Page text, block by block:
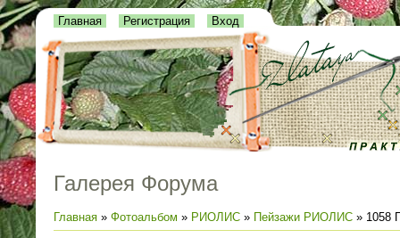
Главная Регистрация Вход
Галерея Форума
Главная » Фотоальбом » РИОЛИС » Пейзажи РИОЛИС » 1058